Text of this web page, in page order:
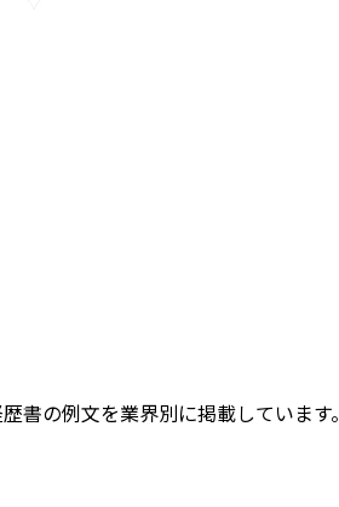
書の例文を業界別に掲載しています。